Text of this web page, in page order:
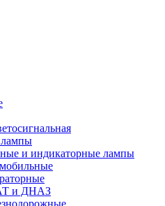
лампы
и индикаторные лампы
и ДНАЗ